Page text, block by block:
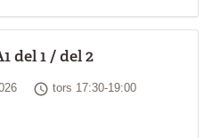
del 1 / del 2
Tid
tors 17:30-19:00